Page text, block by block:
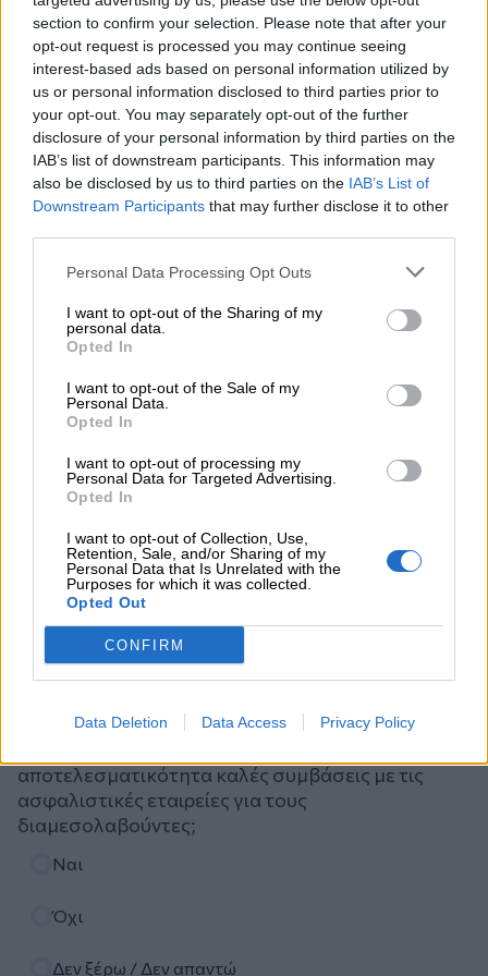
section to confirm your selection. Please note that after your
opt-out request is processed you may continue seeing
interest-based ads based on personal information utilized by
us or personal information disclosed to third parties prior to
your opt-out. You may separately opt-out of the further
disclosure of your personal information by third parties on the
IAB’s list of downstream participants. This information may
also be disclosed by us to third parties on the IAB’s List of
Downstream Participants that may further disclose it to other
Personal Data Processing Opt Outs
I want to opt-out of the Sharing of my
personal data.
Opted In
I want to opt-out of the Sale of my
Personal Data.
Opted In
I want to opt-out of processing my
Personal Data for Targeted Advertising.
Opted In
I want to opt-out of Collection, Use,
Retention, Sale, and/or Sharing of my
Personal Data that Is Unrelated with the
Purposes for which it was collected.
Opted Out
CONFIRM
Data Deletion Data Access Privacy Policy
εξάμηνο
04.08.2026 - 11:49
Σπύρος Γεωργαράς - «ΥΓΕΙΑ» / Ερευνητικό και Θεραπευτικό
Ινστιτούτο ΟΦΘΑΛΜΟΣ
04.08.2026 - 11:46
10 βασικές συμβουλές για προστασία μετά από πυρκαγιά
Ψηφοφορία
Πιστεύετε ότι τα ασφαλιστικά σωματεία ΠΣΑΣ-
αποτελεσματικότητα καλές συμβάσεις με τις
ασφαλιστικές εταιρείες για τους
διαμεσολαβούντες;
Ναι
Όχι
Δεν ξέρω / Δεν απαντώ